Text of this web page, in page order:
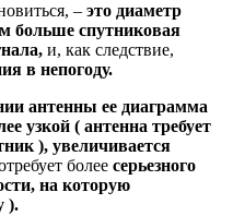
– это диаметр
больше спутниковая
и, как следствие,
в непогоду.
антенны ее диаграмма
узкой ( антенна требует
), увеличивается
более серьезного
на которую
).